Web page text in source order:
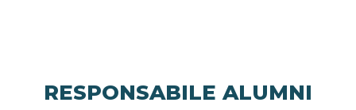
RESPONSABILE ALUMNI